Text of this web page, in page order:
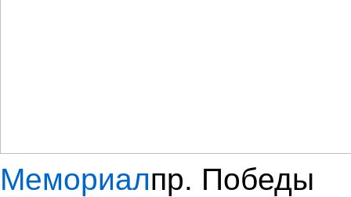
Мемориалпр. Победы